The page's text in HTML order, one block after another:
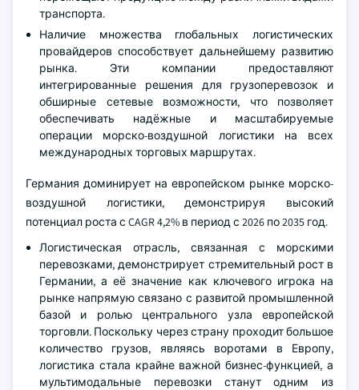
транспорта.
Наличие множества глобальных логистических
провайдеров способствует дальнейшему развитию
рынка. Эти компании предоставляют
интегрированные решения для грузоперевозок и
обширные сетевые возможности, что позволяет
обеспечивать надёжные и масштабируемые
операции морско-воздушной логистики на всех
международных торговых маршрутах.
Германия доминирует на европейском рынке морско-
воздушной логистики, демонстрируя высокий
потенциал роста с CAGR 4,2% в период с 2026 по 2035 год.
Логистическая отрасль, связанная с морскими
перевозками, демонстрирует стремительный рост в
Германии, а её значение как ключевого игрока на
рынке напрямую связано с развитой промышленной
базой и ролью центрального узла европейской
торговли. Поскольку через страну проходит большое
количество грузов, являясь воротами в Европу,
логистика стала крайне важной бизнес-функцией, а
мультимодальные перевозки станут одним из